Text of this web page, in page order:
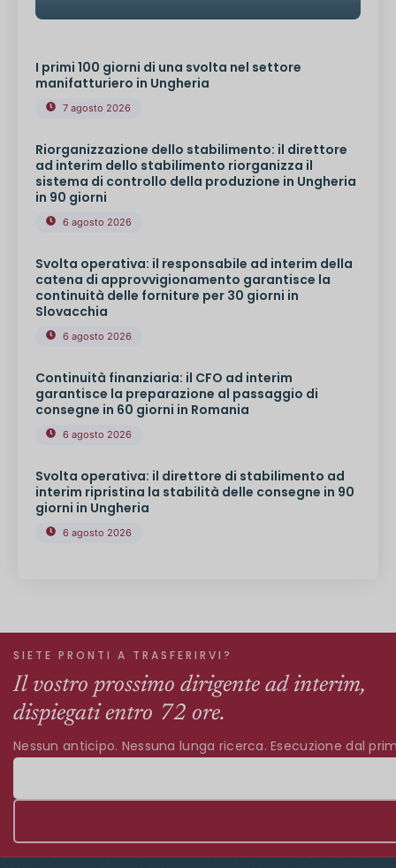
I primi 100 giorni di una svolta nel settore
manifatturiero in Ungheria
7 agosto 2026
Riorganizzazione dello stabilimento: il direttore
ad interim dello stabilimento riorganizza il
sistema di controllo della produzione in Ungheria
in 90 giorni
6 agosto 2026
Svolta operativa: il responsabile ad interim della
catena di approvvigionamento garantisce la
continuità delle forniture per 30 giorni in
Slovacchia
6 agosto 2026
Continuità finanziaria: il CFO ad interim
garantisce la preparazione al passaggio di
consegne in 60 giorni in Romania
6 agosto 2026
Svolta operativa: il direttore di stabilimento ad
interim ripristina la stabilità delle consegne in 90
giorni in Ungheria
6 agosto 2026
SIETE PRONTI A TRASFERIRVI?
Il vostro prossimo dirigente ad interim,
dispiegati entro 72 ore.
Nessun anticipo. Nessuna lunga ricerca. Esecuzione dal